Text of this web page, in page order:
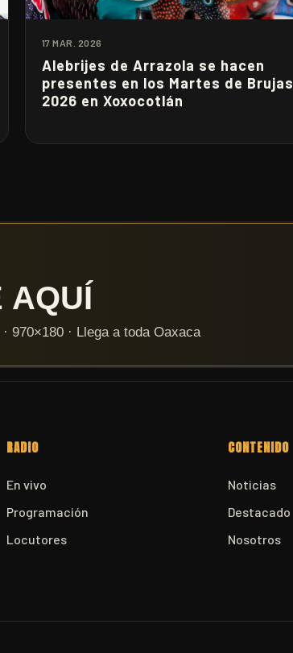
17 MAR. 2026
Alebrijes de Arrazola se hacen
presentes en los Martes de Brujas
2026 en Xoxocotlán
RADIO
En vivo
Programación
Locutores
CONTENIDO
Noticias
Destacado
Nosotros